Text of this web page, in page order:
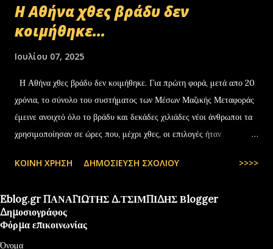
Η Αθήνα χθες βράδυ δεν
κοιμήθηκε...
Ιουλίου 07, 2025
Η Αθήνα χθες βράδυ δεν κοιμήθηκε. Για πρώτη φορά, μετά απο 20
χρόνια, το σύνολο του συστήματος των Μέσων Μαζικής Μεταφοράς
έμεινε ανοιχτό όλο το βράδυ και δεκάδες χιλιάδες νέοι άνθρωποι τα
χρησιμοποίησαν σε ώρες που, μέχρι χθες, οι επιλογές ήταν
2025
ΚΟΙΝΉ ΧΡΉΣΗ ΔΗΜΟΣΊΕΥΣΗ ΣΧΟΛΊΟΥ >>>>
Eblog.gr ΠΑΝΑΓΙΩΤΗΣ Δ.ΤΣΙΜΠΙΔΗΣ Βlogger
Δημοσιογράφος
Φόρμα επικοινωνίας
Όνομα